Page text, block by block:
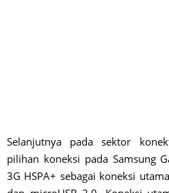
Selanjutnya pada sektor
pilihan koneksi pada Samsung
3G HSPA+ sebagai koneksi